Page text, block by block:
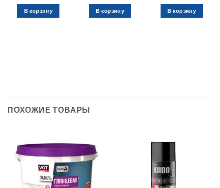
В корзину В корзину В корзину
ПОХОЖИЕ ТОВАРЫ